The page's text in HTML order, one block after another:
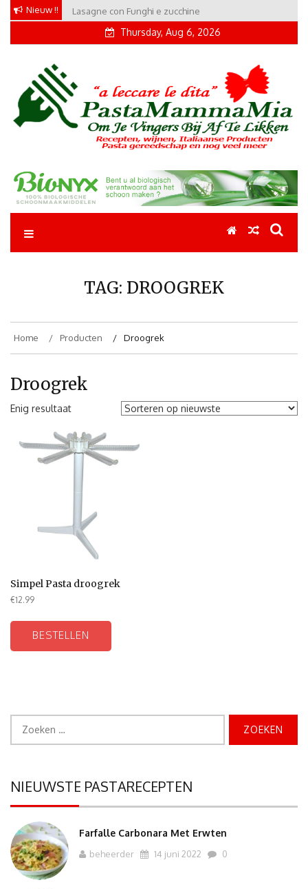
Skip
Nieuw !! Lasagne con Funghi e zucchine
Thursday, Aug 6, 2026
Pastamammamia
Pastarecepten om je vingers bij af te likken
TAG: DROOGREK
Home Producten Droogrek
Droogrek
Enig resultaat
Simpel Pasta droogrek
€12.99
BESTELLEN
naar:
NIEUWSTE PASTARECEPTEN
Farfalle Carbonara Met Erwten
beheerder 14 juni 2022 0